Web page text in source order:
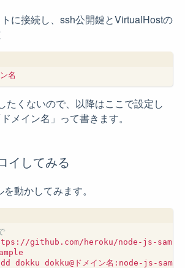
に接続し、ssh公開鍵とVirtualHostの
たくないので、以降はここで設定し
メイン名」って書きます。
イしてみる
動かしてみます。
dokku dokku@ドメイン名:node-js-